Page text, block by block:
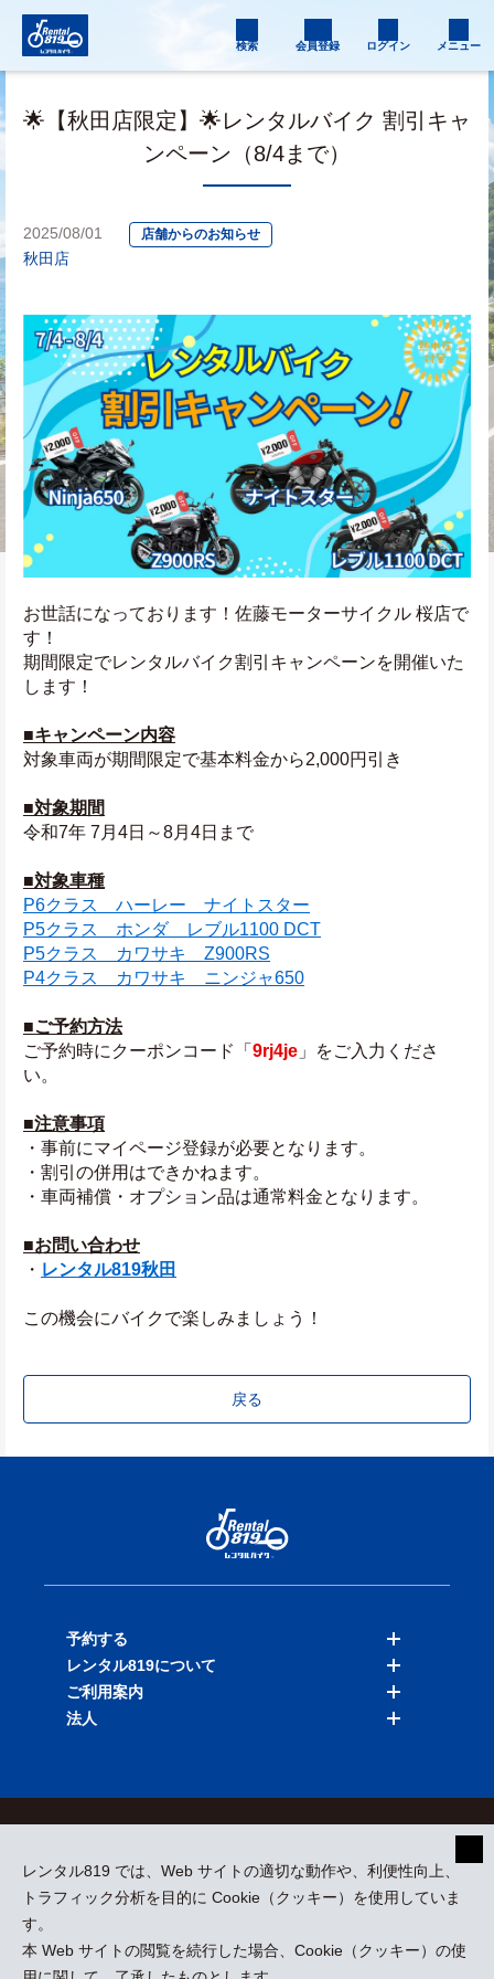
検索 会員登録 ログイン メニュー
🌟【秋田店限定】🌟レンタルバイク 割引キャ
ンペーン（8/4まで）
2025/08/01 店舗からのお知らせ
秋田店
お世話になっております！佐藤モーターサイクル 桜店で
す！
期間限定でレンタルバイク割引キャンペーンを開催いた
します！
■キャンペーン内容
対象車両が期間限定で基本料金から2,000円引き
■対象期間
令和7年 7月4日～8月4日まで
■対象車種
P6クラス　ハーレー　ナイトスター
P5クラス　ホンダ　レブル1100 DCT
P5クラス　カワサキ　Z900RS
P4クラス　カワサキ　ニンジャ650
■ご予約方法
ご予約時にクーポンコード「 9rj4je 」をご入力くださ
い。
■注意事項
・事前にマイページ登録が必要となります。
・割引の併用はできかねます。
・車両補償・オプション品は通常料金となります。
■お問い合わせ
・ レンタル819秋田
この機会にバイクで楽しみましょう！
戻る
レンタル819 では、Web サイトの適切な動作や、利便性向上、
トラフィック分析を目的に Cookie（クッキー）を使用していま
す。
本 Web サイトの閲覧を続行した場合、Cookie（クッキー）の使
予約する
バイクを探す
店舗を探す
レンタル819について
料金表
ご利用案内
法人
採用情報
プレスリリース
kizuki Rental Service © All Rights Reserved.